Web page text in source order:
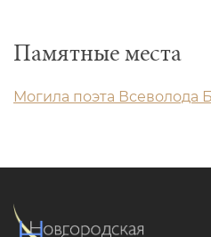
Памятные места
Могила поэта Всеволода